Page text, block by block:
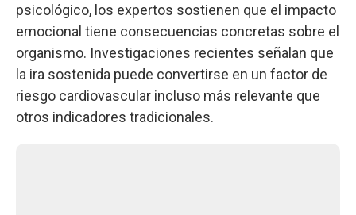
psicológico, los expertos sostienen que el impacto
emocional tiene consecuencias concretas sobre el
organismo. Investigaciones recientes señalan que
la ira sostenida puede convertirse en un factor de
riesgo cardiovascular incluso más relevante que
otros indicadores tradicionales.